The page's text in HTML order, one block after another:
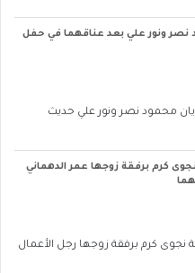
نصر ونور علي بعد عناقهما في حفل
محمود نصر ونور علي حديث
كرم برفقة زوجها عمر الدهماني
نجوى كرم برفقة زوجها رجل الأعمال